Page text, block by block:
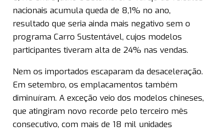
nacionais acumula queda de 8,1% no ano,
resultado que seria ainda mais negativo sem o
programa Carro Sustentável, cujos modelos
participantes tiveram alta de 24% nas vendas.
Nem os importados escaparam da desaceleração.
Em setembro, os emplacamentos também
diminuíram. A exceção veio dos modelos chineses,
que atingiram novo recorde pelo terceiro mês
consecutivo, com mais de 18 mil unidades